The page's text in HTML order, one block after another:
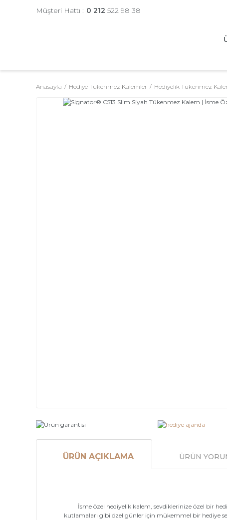
Müşteri Hattı : 0 212 522 98 38
Anasayfa Hediye Tükenmez Kalemler Hediyelik Tükenmez
ÜRÜN AÇIKLAMA ÜRÜN
İsme özel hediyelik kalem, sevdiklerinize özel bir
kutlamaları gibi özel günler için mükemmel bir hediye